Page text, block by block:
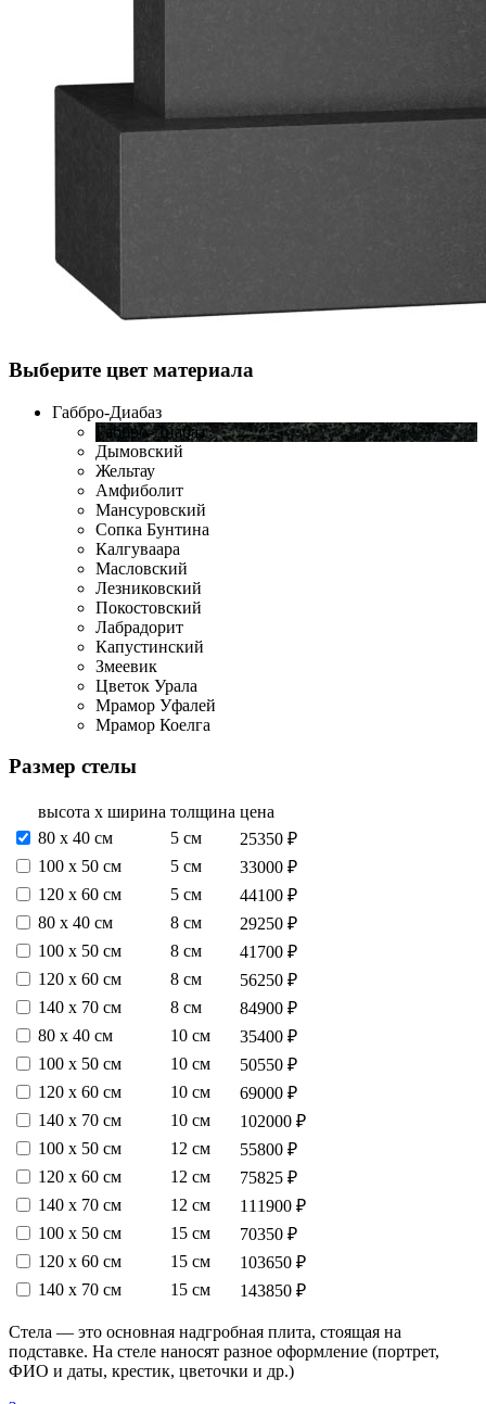
Выберите цвет материала
Габбро-Диабаз
Габбро-Диабаз
Дымовский
Жельтау
Амфиболит
Мансуровский
Сопка Бунтина
Калгуваара
Масловский
Лезниковский
Покостовский
Лабрадорит
Капустинский
Змеевик
Цветок Урала
Мрамор Уфалей
Мрамор Коелга
Размер стелы
высота х ширина толщина цена
80 х 40 см
5 см
25350 ₽
100 х 50 см
5 см
33000 ₽
120 х 60 см
5 см
44100 ₽
80 х 40 см
8 см
29250 ₽
100 х 50 см
8 см
41700 ₽
120 х 60 см
8 см
56250 ₽
140 х 70 см
8 см
84900 ₽
80 х 40 см
10 см
35400 ₽
100 х 50 см
10 см
50550 ₽
120 х 60 см
10 см
69000 ₽
140 х 70 см
10 см
102000 ₽
100 х 50 см
12 см
55800 ₽
120 х 60 см
12 см
75825 ₽
140 х 70 см
12 см
111900 ₽
100 х 50 см
15 см
70350 ₽
120 х 60 см
15 см
103650 ₽
140 х 70 см
15 см 143850 ₽
Стела — это основная надгробная плита, стоящая на
подставке. На стеле наносят разное оформление (портрет,
ФИО и даты, крестик, цветочки и др.)